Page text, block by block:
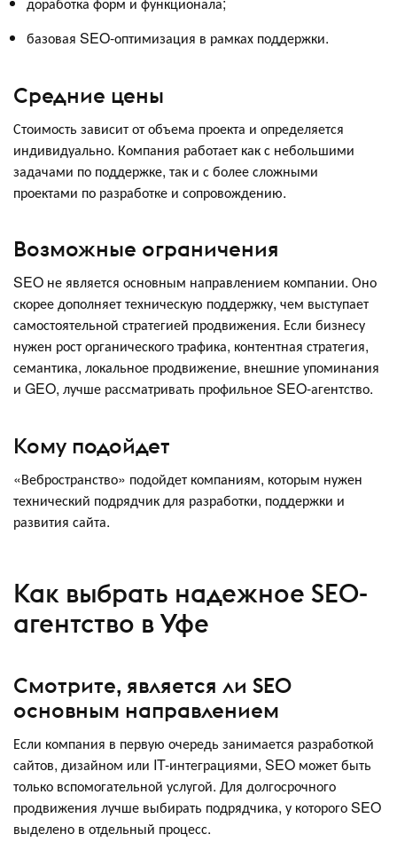
базовая SEO-оптимизация в рамках поддержки.
Средние цены
Стоимость зависит от объема проекта и определяется
индивидуально. Компания работает как с небольшими
задачами по поддержке, так и с более сложными
проектами по разработке и сопровождению.
Возможные ограничения
SEO не является основным направлением компании. Оно
скорее дополняет техническую поддержку, чем выступает
самостоятельной стратегией продвижения. Если бизнесу
нужен рост органического трафика, контентная стратегия,
семантика, локальное продвижение, внешние упоминания
и GEO, лучше рассматривать профильное SEO-агентство.
Кому подойдет
«Вебространство» подойдет компаниям, которым нужен
технический подрядчик для разработки, поддержки и
развития сайта.
Как выбрать надежное SEO-
агентство в Уфе
Смотрите, является ли SEO
основным направлением
Если компания в первую очередь занимается разработкой
сайтов, дизайном или IT-интеграциями, SEO может быть
только вспомогательной услугой. Для долгосрочного
продвижения лучше выбирать подрядчика, у которого SEO
выделено в отдельный процесс.